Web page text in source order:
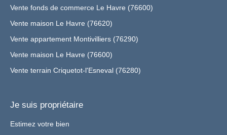
Vente fonds de commerce Le Havre (76600)
Vente maison Le Havre (76620)
Vente appartement Montivilliers (76290)
Vente maison Le Havre (76600)
Vente terrain Criquetot-l'Esneval (76280)
Je suis propriétaire
Estimez votre bien